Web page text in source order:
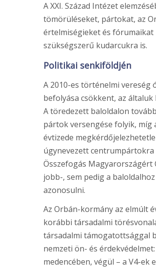
A XXI. Század Intézet
tömörüléseket, pártokat, az
értelmiségieket és
szükségszerű kudarcukra is.
Politikai senkiföldjén
A 2010-es történelmi vereség
befolyása csökkent, az
A töredezett baloldalon
pártok versengése folyik, míg
évtizede
úgynevezett
Összefogás Magyarországért
jobb-, sem pedig a
azonosulni.
Az Orbán-kormány az elmúlt
korábbi társadalmi
társadalmi támogatottsággal
nemzeti ön- és
medencében, végül – a V4-